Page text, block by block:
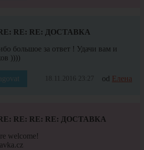
RE: RE: ДОСТАВКА
большое за ответ ! Удачи вам и
))))
18.11.2016 23:27 od Елена
RE: RE: RE: ДОСТАВКА
welcome!